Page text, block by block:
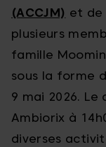
(ACCJM) et de
plusieurs
famille
sous la forme
9 mai 2026.
Ambiorix à
diverses